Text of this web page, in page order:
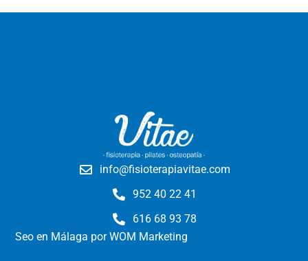
info@fisioterapiavitae.com
952 40 22 41
616 68 93 78
Seo en Málaga por WOM Marketing